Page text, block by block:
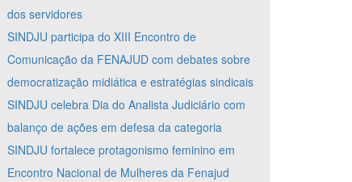
dos servidores
SINDJU participa do XIII Encontro de
Comunicação da FENAJUD com debates sobre
democratização midiática e estratégias sindicais
SINDJU celebra Dia do Analista Judiciário com
balanço de ações em defesa da categoria
SINDJU fortalece protagonismo feminino em
Encontro Nacional de Mulheres da Fenajud